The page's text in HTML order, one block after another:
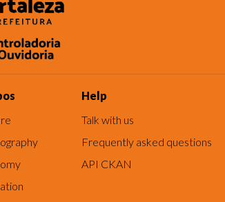
Help
Talk with us
Frequently asked questions
API CKAN